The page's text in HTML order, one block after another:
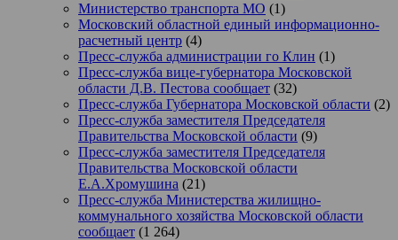
Министерство транспорта МО (1)
Московский областной единый информационно-
расчетный центр (4)
Пресс-служба администрации го Клин (1)
Пресс-служба вице-губернатора Московской
области Д.В. Пестова сообщает (32)
Пресс-служба Губернатора Московской области (2)
Пресс-служба заместителя Председателя
Правительства Московской области (9)
Пресс-служба заместителя Председателя
Правительства Московской области
Е.А.Хромушина (21)
Пресс-служба Министерства жилищно-
коммунального хозяйства Московской области
сообщает (1 264)